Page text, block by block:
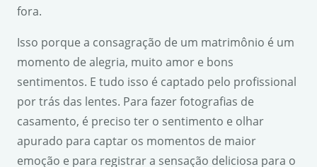
fora.
Isso porque a consagração de um matrimônio é um
momento de alegria, muito amor e bons
sentimentos. E tudo isso é captado pelo profissional
por trás das lentes. Para fazer fotografias de
casamento, é preciso ter o sentimento e olhar
apurado para captar os momentos de maior
emoção e para registrar a sensação deliciosa para o